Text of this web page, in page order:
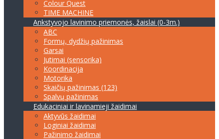
Colour Quest
TIME MACHINE
Ankstyvojo lavinimo priemonės, žaislai (0-3m.)
ABC
Formų, dydžių pažinimas
Garsai
Jutimai (sensorika)
Koordinacija
Motorika
Skaičių pažinimas (123)
Spalvų pažinimas
Edukaciniai ir lavinamieji žaidimai
Aktyvūs žaidimai
Loginiai žaidimai
Pažinimo žaidimai